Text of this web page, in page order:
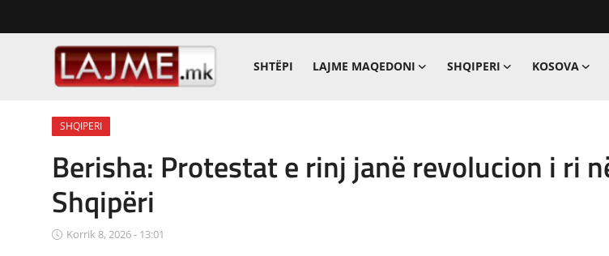
SHTËPI LAJME MAQEDONI SHQIPERI KOSOVA
LAJME MAQEDONI
SHQIPERI
KOSOVA
LAJME NGA BOTA
SHQIPERI
Berisha: Protestat e rinj janë revolucion i ri
Shqipëri
Korrik 8, 2026 - 13:01